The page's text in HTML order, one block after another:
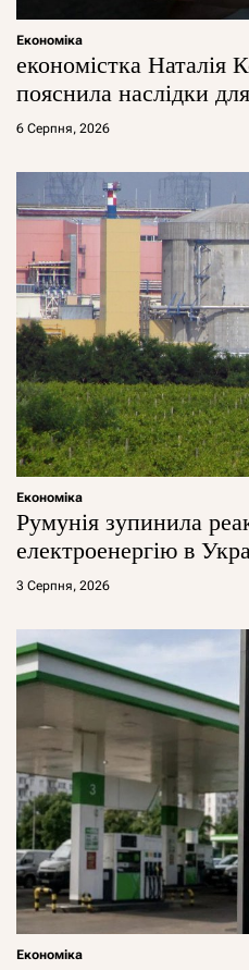
Економіка
економістка Наталія
пояснила наслідки
6 Серпня, 2026
Економіка
Румунія зупинила
електроенергію в
3 Серпня, 2026
Економіка